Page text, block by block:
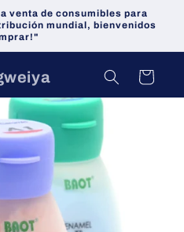
venta de consumibles para
mundial, bienvenidos
Carrito